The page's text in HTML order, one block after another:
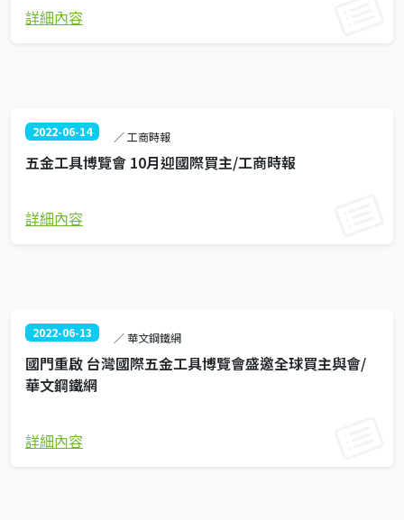
詳細內容
2022-06-14 ／ 工商時報
五金工具博覽會 10月迎國際買主/工商時報
詳細內容
2022-06-13 ／ 華文鋼鐵網
國門重啟 台灣國際五金工具博覽會盛邀全球買主與會/
華文鋼鐵網
詳細內容